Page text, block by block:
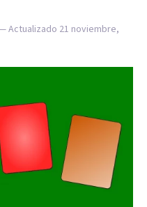
Actualizado 21 noviembre,